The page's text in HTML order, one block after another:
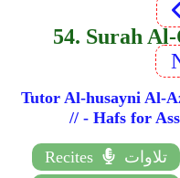
Recites تلاوات